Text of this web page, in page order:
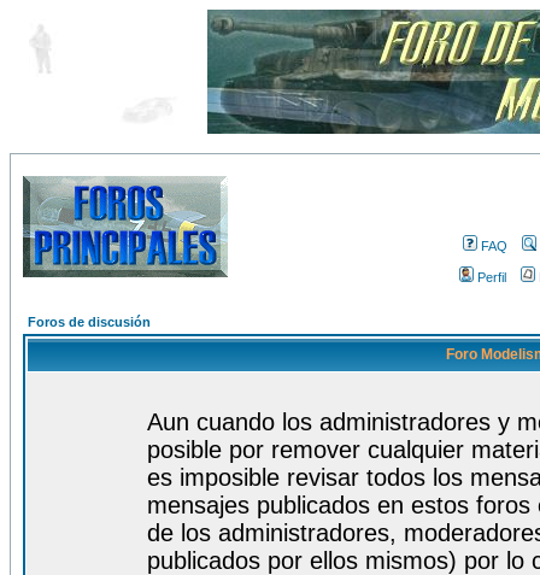
FAQ
Perfil
Foros de discusión
Foro
Aun cuando los administradores y
posible por remover cualquier
es imposible revisar todos los
mensajes publicados en estos
de los administradores,
publicados por ellos mismos) por lo